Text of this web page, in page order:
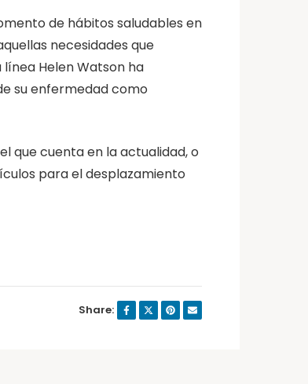
de hábitos saludables en
necesidades que
Helen Watson ha
su enfermedad como
que cuenta en la actualidad, o
para el desplazamiento
Share: